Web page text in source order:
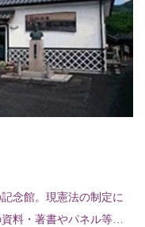
念館。現憲法の制定に
料・著書やパネル等で